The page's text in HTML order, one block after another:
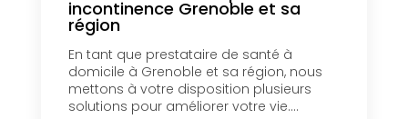
incontinence Grenoble et sa
région
En tant que prestataire de santé à
domicile à Grenoble et sa région, nous
mettons à votre disposition plusieurs
solutions pour améliorer votre vie....